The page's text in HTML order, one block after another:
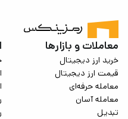
بلندمدت دارند، نه آنی.
قوانین و مقررات دولتی: وضع
کشورهایی مانند آمریکا،
مقطعی باعث کاهش قیمت
زمینه‌ساز رشد باشند.
معاملات و بازارها
خرید ارز دیجیتال
قیمت ارز دیجیتال
معامله حرفه‌ای
معامله آسان
تبدیل